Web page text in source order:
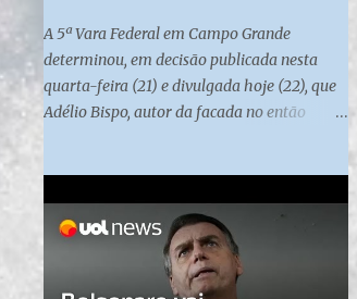
A 5ª Vara Federal em Campo Grande
determinou, em decisão publicada nesta
quarta-feira (21) e divulgada hoje (22), que
Adélio Bispo, autor da facada no então
cumpre medida de segurança no presídio
federal de Campo Grande. Madeleine
Lacsko e Josias de Souza analisam
#UOLNewsManhã #Corte